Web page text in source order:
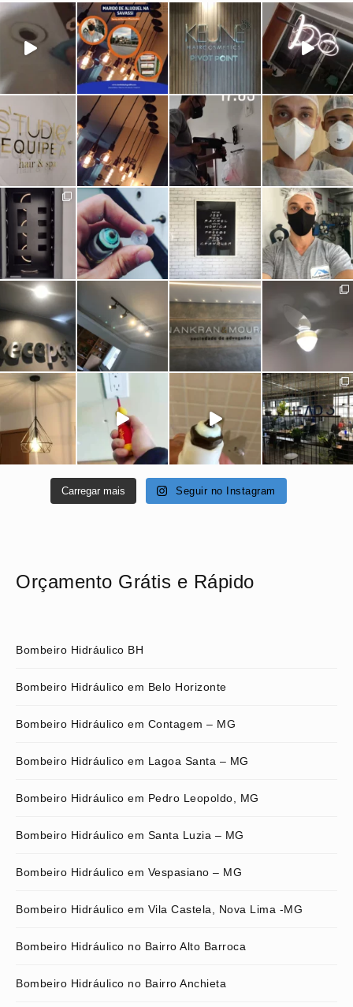
Carregar mais Seguir no Instagram
Orçamento Grátis e Rápido
Bombeiro Hidráulico BH
Bombeiro Hidráulico em Belo Horizonte
Bombeiro Hidráulico em Contagem – MG
Bombeiro Hidráulico em Lagoa Santa – MG
Bombeiro Hidráulico em Pedro Leopoldo, MG
Bombeiro Hidráulico em Santa Luzia – MG
Bombeiro Hidráulico em Vespasiano – MG
Bombeiro Hidráulico em Vila Castela, Nova Lima -MG
Bombeiro Hidráulico no Bairro Alto Barroca
Bombeiro Hidráulico no Bairro Anchieta